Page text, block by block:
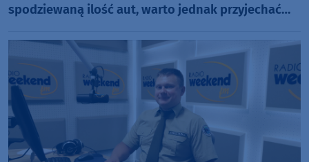
spodziewaną ilość aut, warto jednak przyjechać